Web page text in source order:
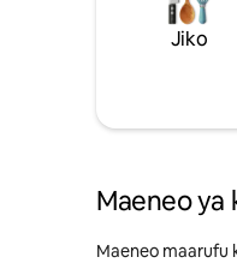
Jiko
Maeneo ya
Maeneo maarufu